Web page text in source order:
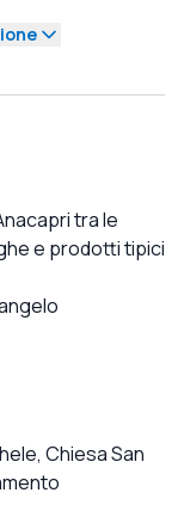
tra le
e prodotti tipici
Chiesa San